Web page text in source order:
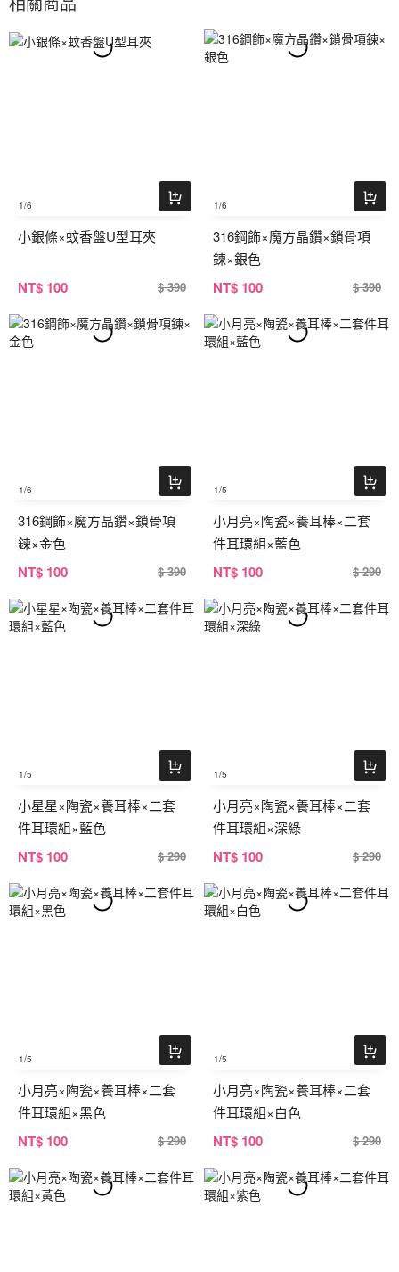
1/6
小銀條×蚊香盤U型耳夾
NT$ 100 $ 390
1/6
316鋼飾×魔方晶鑽×鎖骨項
鍊×銀色
NT$ 100 $ 390
1/6
316鋼飾×魔方晶鑽×鎖骨項
鍊×金色
NT$ 100 $ 390
1/5
小月亮×陶瓷×養耳棒×二套
件耳環組×藍色
NT$ 100 $ 290
1/5
小星星×陶瓷×養耳棒×二套
件耳環組×藍色
NT$ 100 $ 290
1/5
小月亮×陶瓷×養耳棒×二套
件耳環組×深綠
NT$ 100 $ 290
1/5
小月亮×陶瓷×養耳棒×二套
件耳環組×黑色
NT$ 100 $ 290
1/5
小月亮×陶瓷×養耳棒×二套
件耳環組×白色
NT$ 100 $ 290